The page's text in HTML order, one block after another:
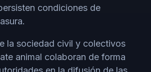
condiciones de
la sociedad civil y colectivos
animal colaboran de forma